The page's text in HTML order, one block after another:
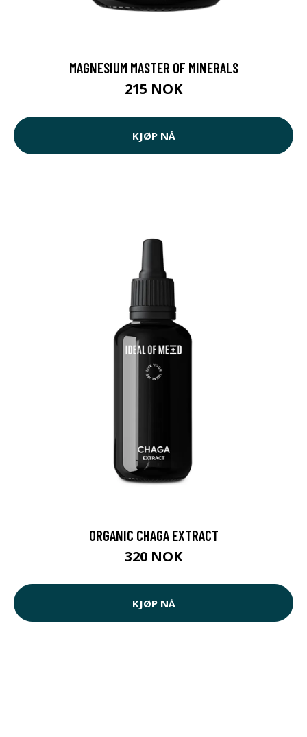
MAGNESIUM MASTER OF MINERALS
215 NOK
KJØP NÅ
ORGANIC CHAGA EXTRACT
320 NOK
KJØP NÅ